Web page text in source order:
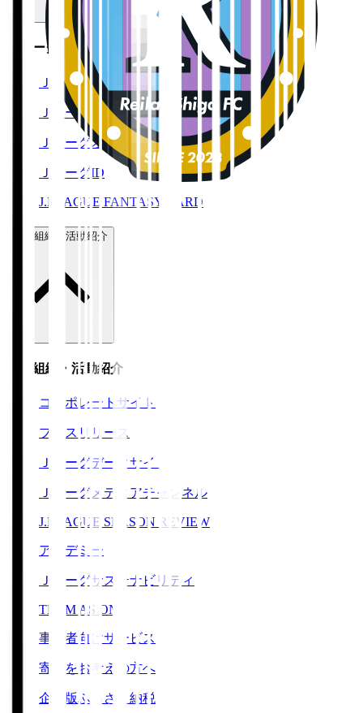
Ｊリーグ公式サービス
Ｊリーグチケット
Ｊリーグ公式アプリ
Ｊリーグオンラインストア
ＪリーグID
J.LEAGUE FANTASY CARD
運営組織・活動紹介
運営組織・活動紹介
コーポレートサイト
プレスリリース
Ｊリーグデータサイト
Ｊリーグメディアチャンネル
J.LEAGUE SEASON REVIEW
アカデミー
Ｊリーグサステナビリティ
TEAM AS ONE
事業者向けサービス
寄附をお考えの方へ
企業版ふるさと納税